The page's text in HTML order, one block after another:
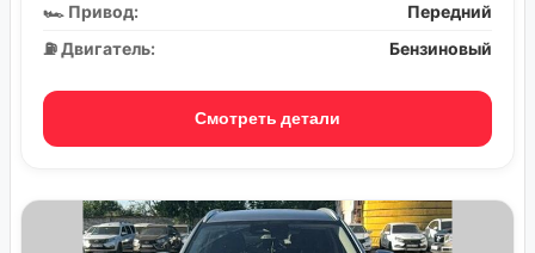
🏎️ Привод:
Передний
⛽ Двигатель:
Бензиновый
Смотреть детали